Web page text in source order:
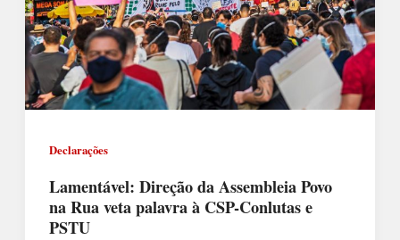
Declarações
Lamentável: Direção da Assembleia Povo
na Rua veta palavra à CSP-Conlutas e
PSTU